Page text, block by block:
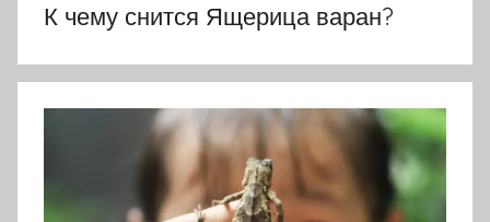
К чему снится Ящерица варан?